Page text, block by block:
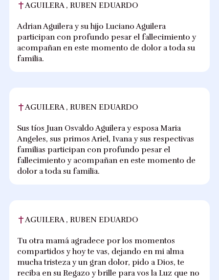
AGUILERA , RUBEN EDUARDO
Adrian Aguilera y su hijo Luciano Aguilera
participan con profundo pesar el fallecimiento y
acompañan en este momento de dolor a toda su
familia.
AGUILERA , RUBEN EDUARDO
Sus tíos Juan Osvaldo Aguilera y esposa Maria
Angeles, sus primos Ariel, Ivana y sus respectivas
familias participan con profundo pesar el
fallecimiento y acompañan en este momento de
dolor a toda su familia.
AGUILERA , RUBEN EDUARDO
Tu otra mamá agradece por los momentos
compartidos y hoy te vas, dejando en mi alma
mucha tristeza y un gran dolor, pido a Dios, te
reciba en su Regazo y brille para vos la Luz que no